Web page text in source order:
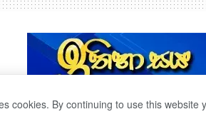
cookies. By continuing to use this